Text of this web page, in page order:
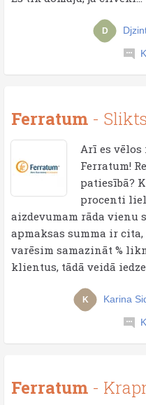
D
Ferratum -
Arī es
Ferratum!
patiesībā?
procenti
aizdevumam rāda vienu
apmaksas summa ir
varēsim samazināt %
klientus, tādā veidā
K Karina
Ferratum -